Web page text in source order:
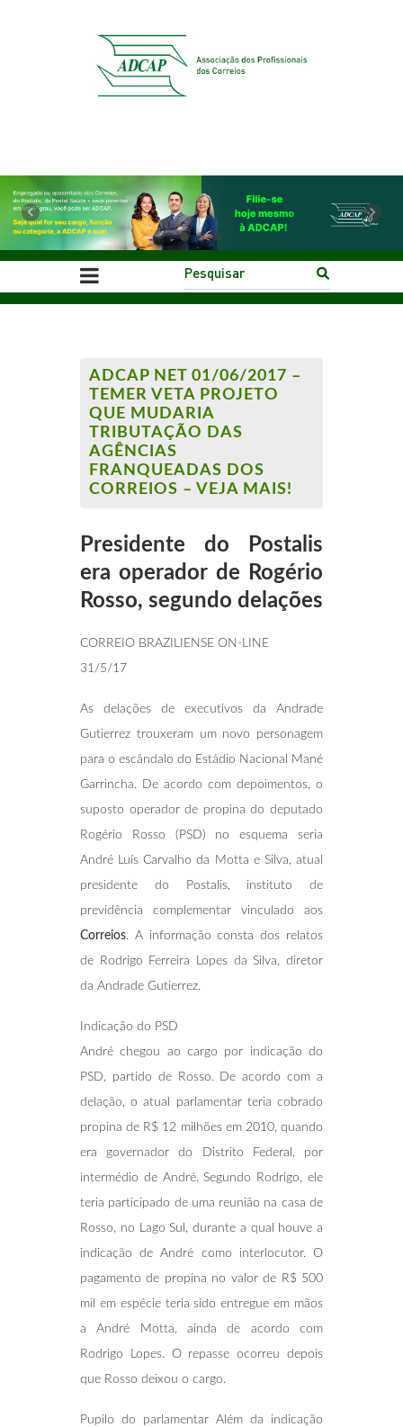
Previous Next
ADCAP NET 01/06/2017 –
TEMER VETA PROJETO
QUE MUDARIA
TRIBUTAÇÃO DAS
AGÊNCIAS
FRANQUEADAS DOS
CORREIOS – VEJA MAIS!
Presidente do Postalis
era operador de Rogério
Rosso, segundo delações
CORREIO BRAZILIENSE ON-LINE
31/5/17
As delações de executivos da Andrade
Gutierrez trouxeram um novo personagem
para o escândalo do Estádio Nacional Mané
Garrincha. De acordo com depoimentos, o
suposto operador de propina do deputado
Rogério Rosso (PSD) no esquema seria
André Luís Carvalho da Motta e Silva, atual
presidente do Postalis, instituto de
previdência complementar vinculado aos
Correios. A informação consta dos relatos
de Rodrigo Ferreira Lopes da Silva, diretor
da Andrade Gutierrez.
Indicação do PSD
André chegou ao cargo por indicação do
PSD, partido de Rosso. De acordo com a
delação, o atual parlamentar teria cobrado
propina de R$ 12 milhões em 2010, quando
era governador do Distrito Federal, por
intermédio de André. Segundo Rodrigo, ele
teria participado de uma reunião na casa de
Rosso, no Lago Sul, durante a qual houve a
indicação de André como interlocutor. O
pagamento de propina no valor de R$ 500
mil em espécie teria sido entregue em mãos
a André Motta, ainda de acordo com
Rodrigo Lopes. O repasse ocorreu depois
que Rosso deixou o cargo.
Pupilo do parlamentar Além da indicação